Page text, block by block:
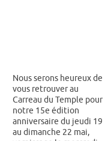
Nous serons heureux de
vous retrouver au
Carreau du Temple pour
notre 15e édition
anniversaire du jeudi 19
au dimanche 22 mai,